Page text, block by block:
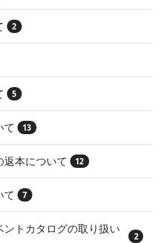
2
5
て 13
本について 12
て 7
トカタログの取り扱い
2